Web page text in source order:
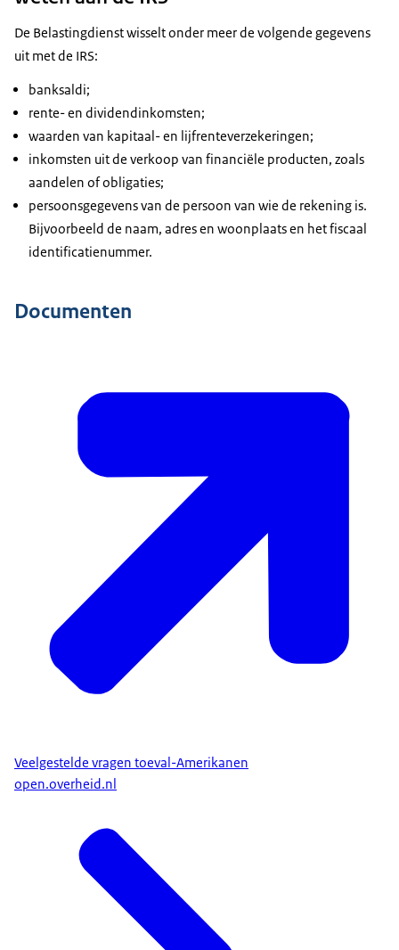
De Belastingdienst wisselt onder meer de volgende gegevens
uit met de IRS:
banksaldi;
rente- en dividendinkomsten;
waarden van kapitaal- en lijfrenteverzekeringen;
inkomsten uit de verkoop van financiële producten, zoals
aandelen of obligaties;
persoonsgegevens van de persoon van wie de rekening is.
Bijvoorbeeld de naam, adres en woonplaats en het fiscaal
identificatienummer.
Documenten
Veelgestelde vragen toeval-Amerikanen
open.overheid.nl